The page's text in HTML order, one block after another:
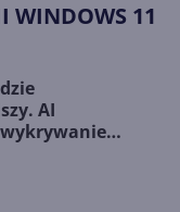
WINDOWS 11
AI